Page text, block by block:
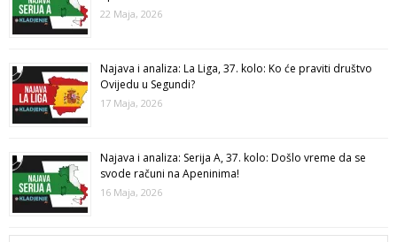
22 Maja, 2026
Najava i analiza: La Liga, 37. kolo: Ko će praviti društvo
Ovijedu u Segundi?
17 Maja, 2026
Najava i analiza: Serija A, 37. kolo: Došlo vreme da se
svode računi na Apeninima!
16 Maja, 2026